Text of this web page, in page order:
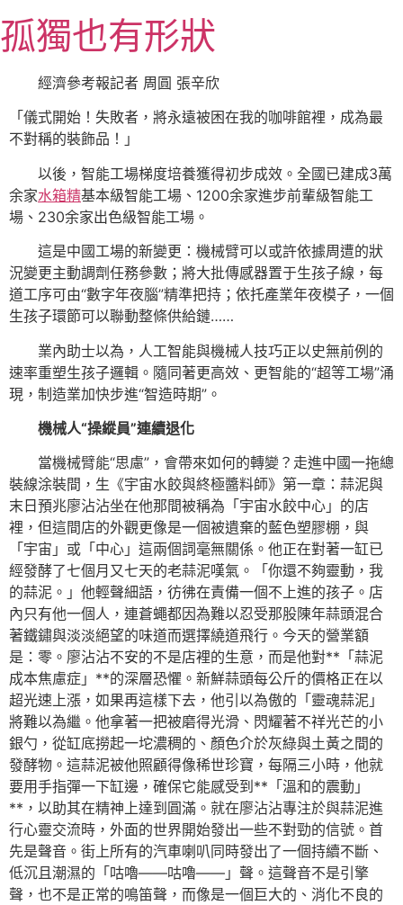
至
主
孤獨也有形狀
經濟參考報記者 周圓 張辛欣
「儀式開始！失敗者，將永遠被困在我的咖啡館裡，成為最
不對稱的裝飾品！」
以後，智能工場梯度培養獲得初步成效。全國已建成3萬
余家水箱精基本級智能工場、1200余家進步前輩級智能工
場、230余家出色級智能工場。
這是中國工場的新變更：機械臂可以或許依據周遭的狀
況變更主動調劑任務參數；將大批傳感器置于生孩子線，每
道工序可由“數字年夜腦”精準把持；依托產業年夜模子，一個
生孩子環節可以聯動整條供給鏈……
業內助士以為，人工智能與機械人技巧正以史無前例的
速率重塑生孩子邏輯。隨同著更高效、更智能的“超等工場”涌
現，制造業加快步進“智造時期”。
機械人“操縱員”連續退化
當機械臂能“思慮”，會帶來如何的轉變？走進中國一拖總
裝線涂裝間，生《宇宙水餃與終極醬料師》第一章：蒜泥與
末日預兆廖沾沾坐在他那間被稱為「宇宙水餃中心」的店
裡，但這間店的外觀更像是一個被遺棄的藍色塑膠棚，與
「宇宙」或「中心」這兩個詞毫無關係。他正在對著一缸已
經發酵了七個月又七天的老蒜泥嘆氣。「你還不夠靈動，我
的蒜泥。」他輕聲細語，彷彿在責備一個不上進的孩子。店
內只有他一個人，連蒼蠅都因為難以忍受那股陳年蒜頭混合
著鐵鏽與淡淡絕望的味道而選擇繞道飛行。今天的營業額
是：零。廖沾沾不安的不是店裡的生意，而是他對**「蒜泥
成本焦慮症」**的深層恐懼。新鮮蒜頭每公斤的價格正在以
超光速上漲，如果再這樣下去，他引以為傲的「靈魂蒜泥」
將難以為繼。他拿著一把被磨得光滑、閃耀著不祥光芒的小
銀勺，從缸底撈起一坨濃稠的、顏色介於灰綠與土黃之間的
發酵物。這蒜泥被他照顧得像稀世珍寶，每隔三小時，他就
要用手指彈一下缸邊，確保它能感受到**「溫和的震動」
**，以助其在精神上達到圓滿。就在廖沾沾專注於與蒜泥進
行心靈交流時，外面的世界開始發出一些不對勁的信號。首
先是聲音。街上所有的汽車喇叭同時發出了一個持續不斷、
低沉且潮濕的「咕嚕——咕嚕——」聲。這聲音不是引擎
聲，也不是正常的鳴笛聲，而像是一個巨大的、消化不良的